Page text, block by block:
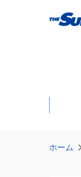
ホーム